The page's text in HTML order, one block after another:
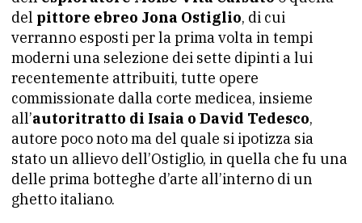
del pittore ebreo Jona Ostiglio, di cui
verranno esposti per la prima volta in tempi
moderni una selezione dei sette dipinti a lui
recentemente attribuiti, tutte opere
commissionate dalla corte medicea, insieme
all’autoritratto di Isaia o David Tedesco,
autore poco noto ma del quale si ipotizza sia
stato un allievo dell’Ostiglio, in quella che fu una
delle prima botteghe d’arte all’interno di un
ghetto italiano.